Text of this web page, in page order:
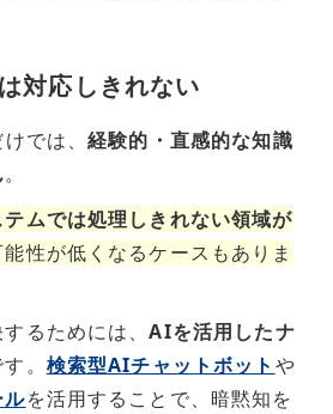
対応しきれない
では、経験的・直感的な知識
。
ムでは処理しきれない領域が
性が低くなるケースもありま
るためには、AIを活用したナ
。 検索型AIチャットボット や
ルを活用することで、暗黙知を